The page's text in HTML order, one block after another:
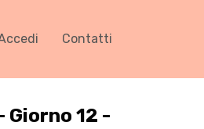
Contatti
Giorno 12 -